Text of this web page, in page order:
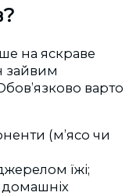
на яскраве
зайвим
варто
(м’ясо чи
їжі;
домашніх